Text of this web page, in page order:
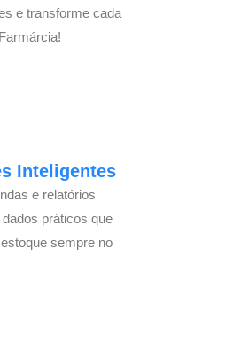
e transforme cada
Inteligentes
e relatórios
práticos que
sempre no